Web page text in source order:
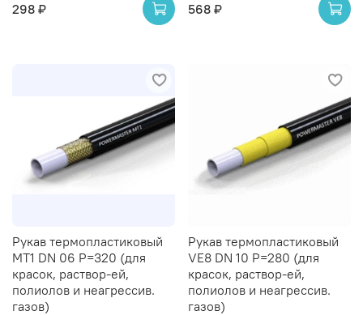
298 ₽
568 ₽
Рукав термопластиковый
MT1 DN 06 P=320 (для
красок, раствор-ей,
полиолов и неагрессив.
газов)
Рукав термопластиковый
VE8 DN 10 P=280 (для
красок, раствор-ей,
полиолов и неагрессив.
газов)